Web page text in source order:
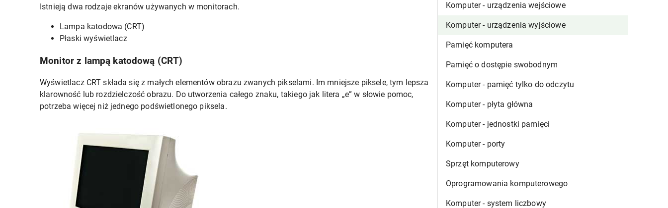
Istnieją dwa rodzaje ekranów używanych w monitorach.
Lampa katodowa (CRT)
Płaski wyświetlacz
Monitor z lampą katodową (CRT)
Wyświetlacz CRT składa się z małych elementów obrazu zwanych pikselami. Im mniejsze piksele, tym lepsza
klarowność lub rozdzielczość obrazu. Do utworzenia całego znaku, takiego jak litera „e” w słowie pomoc,
potrzeba więcej niż jednego podświetlonego piksela.
Komputer - urządzenia wejściowe
Komputer - urządzenia wyjściowe
Pamięć komputera
Pamięć o dostępie swobodnym
Komputer - pamięć tylko do odczytu
Komputer - płyta główna
Komputer - jednostki pamięci
Komputer - porty
Sprzęt komputerowy
Oprogramowania komputerowego
Komputer - system liczbowy